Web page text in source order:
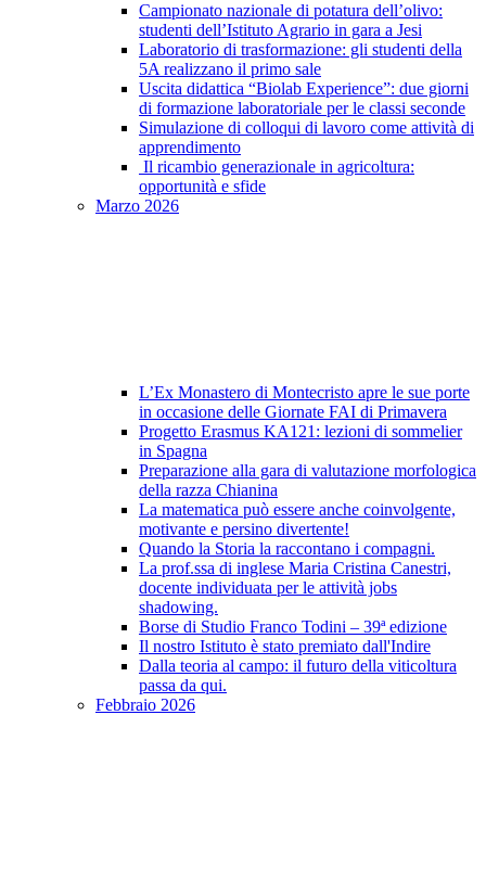
Campionato nazionale di potatura dell’olivo:
studenti dell’Istituto Agrario in gara a Jesi
Laboratorio di trasformazione: gli studenti della
5A realizzano il primo sale
Uscita didattica “Biolab Experience”: due giorni
di formazione laboratoriale per le classi seconde
Simulazione di colloqui di lavoro come attività di
apprendimento
Il ricambio generazionale in agricoltura:
opportunità e sfide
Marzo 2026
L’Ex Monastero di Montecristo apre le sue porte
in occasione delle Giornate FAI di Primavera
Progetto Erasmus KA121: lezioni di sommelier
in Spagna
Preparazione alla gara di valutazione morfologica
della razza Chianina
La matematica può essere anche coinvolgente,
motivante e persino divertente!
Quando la Storia la raccontano i compagni.
La prof.ssa di inglese Maria Cristina Canestri,
docente individuata per le attività jobs
shadowing.
Borse di Studio Franco Todini – 39ª edizione
Il nostro Istituto è stato premiato dall'Indire
Dalla teoria al campo: il futuro della viticoltura
passa da qui.
Febbraio 2026